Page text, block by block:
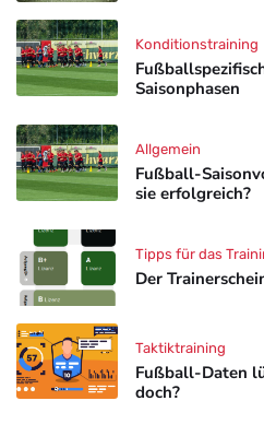
Saisonphasen
Konditionstraining
Fußball-
sie erfolgreich?
Allgemein
Der
Tipps für das
Fußball-Daten
doch?
Taktiktraining